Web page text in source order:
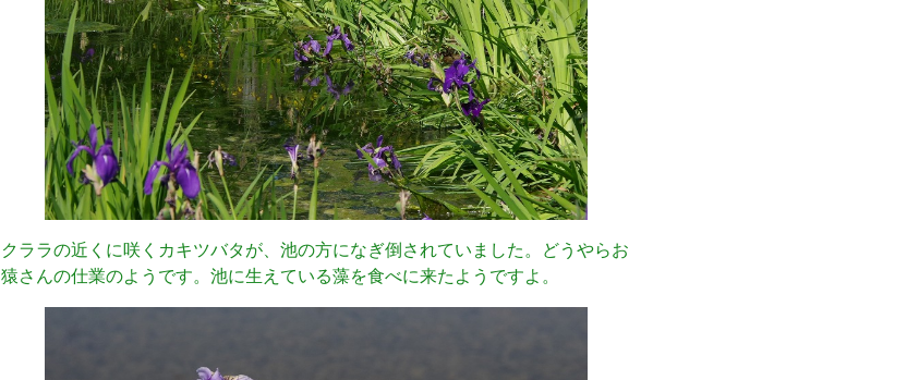
クララの近くに咲くカキツバタが、池の方になぎ倒されていました。どうやらお
猿さんの仕業のようです。池に生えている藻を食べに来たようですよ。